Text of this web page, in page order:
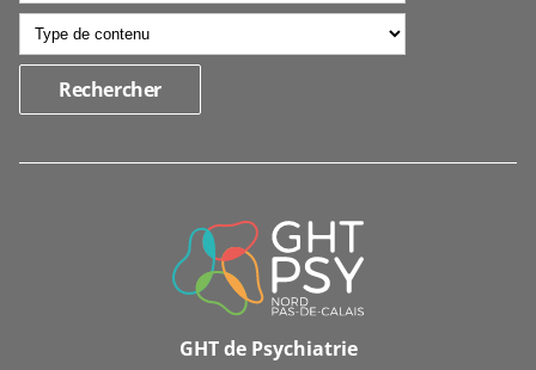
INFORMATIONS
GHT de Psychiatrie